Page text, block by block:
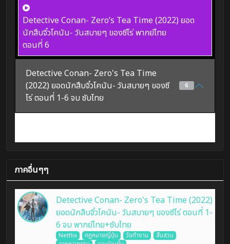
Detective Conan- Zero’s Tea Time (2022) ยอด
นักสืบจิ๋วโคนัน- วันสบายๆ ของซีโร่ พากย์ไทย
ตอนที่ 6
Detective Conan- Zero's Tea Time
(2022) ยอดนักสืบจิ๋วโคนัน- วันสบายๆ ของซี
โร่ ตอนที่ 1-6 จบ ซับไทย
6
ภาคอื่นๆๆ
Detective Conan- Zero's Tea Time (2022)
ยอดนักสืบจิ๋วโคนัน- วันสบายๆ ของซีโร่ ตอนที่ 1-
6 จบ พากย์ไทย+ซับไทย
Netflix กฎหมายญี่ปุ่น วัยทำงาน
สืบสวน